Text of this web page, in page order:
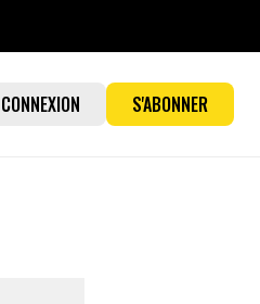
CONNEXION S'ABONNER